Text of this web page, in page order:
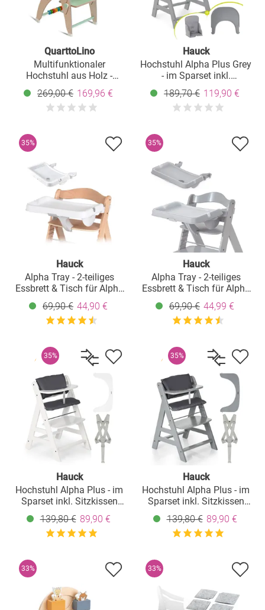
QuarttoLino
Multifunktionaler
Hochstuhl aus Holz -
Hochstuhl, Schaukel,
Treppe, Lerntower &
Babywippe in einem bis
269,00 € 169,96 €
Hauck
Hochstuhl Alpha Plus Grey
- im Sparset inkl.
Sitzverkleinerer + Essbrett
189,70 € 119,90 €
35%
Hauck
Alpha Tray - 2-teiliges
Essbrett & Tisch für Alpha
Hochstühle - White
69,90 € 44,90 €
35%
Hauck
Alpha Tray - 2-teiliges
Essbrett & Tisch für Alpha
Hochstühle - Grey / Grau
69,90 € 44,99 €
35%
Hauck
Hochstuhl Alpha Plus - im
Sparset inkl. Sitzkissen
Deluxe in Grau - White
139,80 € 89,90 €
35%
Hauck
Hochstuhl Alpha Plus - im
Sparset inkl. Sitzkissen
Deluxe in Grau - Grey
139,80 € 89,90 €
33% 33%